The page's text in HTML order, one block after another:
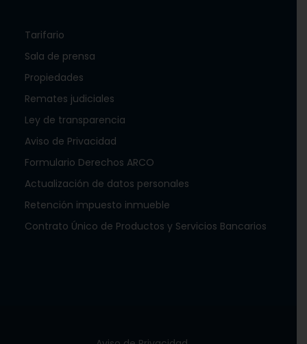
Tarifario
Sala de prensa
Propiedades
Remates judiciales
Ley de transparencia
Aviso de Privacidad
Formulario Derechos ARCO
Actualización de datos personales
Retención impuesto inmueble
Contrato Único de Productos y Servicios Bancarios